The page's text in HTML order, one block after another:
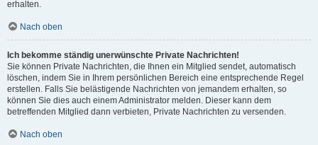
erhalten.
Nach oben
Ich bekomme ständig unerwünschte Private Nachrichten!
Sie können Private Nachrichten, die Ihnen ein Mitglied sendet, automatisch
löschen, indem Sie in Ihrem persönlichen Bereich eine entsprechende Regel
erstellen. Falls Sie belästigende Nachrichten von jemandem erhalten, so
können Sie dies auch einem Administrator melden. Dieser kann dem
betreffenden Mitglied dann verbieten, Private Nachrichten zu versenden.
Nach oben